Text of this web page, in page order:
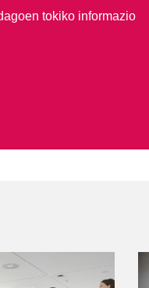
tokiko informazio